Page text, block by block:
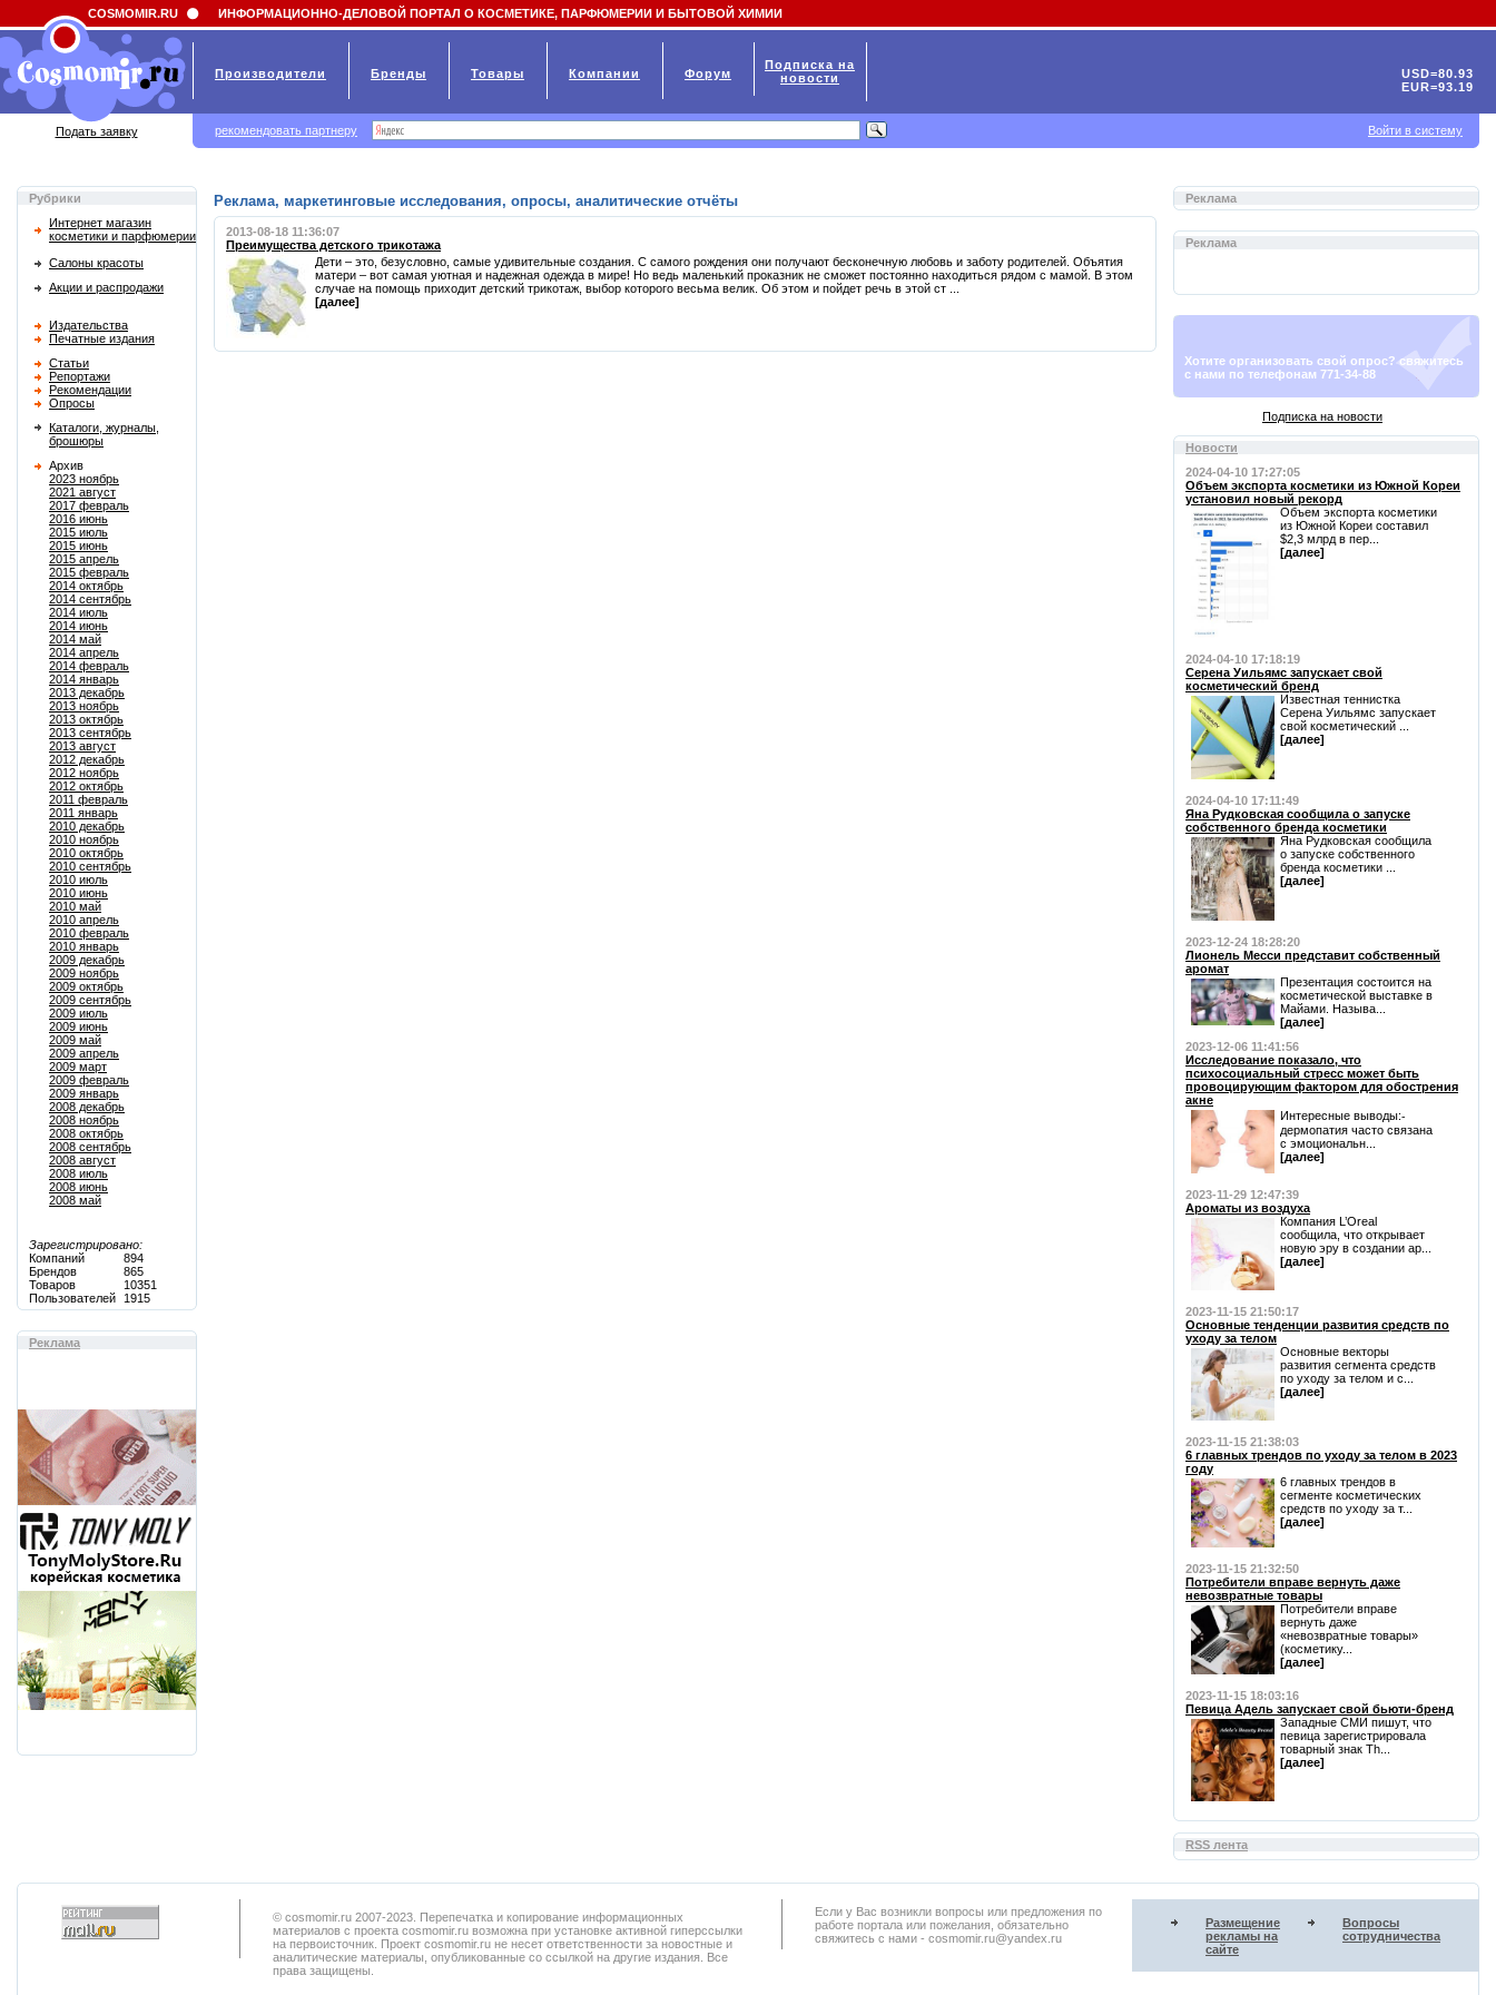
Field 'news_title' doesn't have a default value
Рубрики
Интернет магазин
косметики и парфюмерии
Салоны красоты
Акции и распродажи
Издательства
Печатные издания
Статьи
Репортажи
Рекомендации
Опросы
Каталоги, журналы,
брошюры
Архив
2023 ноябрь
2021 август
2017 февраль
2016 июнь
2015 июль
2015 июнь
2015 апрель
2015 февраль
2014 октябрь
2014 сентябрь
2014 июль
2014 июнь
2014 май
2014 апрель
2014 февраль
2014 январь
2013 декабрь
2013 ноябрь
2013 октябрь
2013 сентябрь
2013 август
2012 декабрь
2012 ноябрь
2012 октябрь
2011 февраль
2011 январь
2010 декабрь
2010 ноябрь
2010 октябрь
2010 сентябрь
2010 июль
2010 июнь
2010 май
2010 апрель
2010 февраль
2010 январь
2009 декабрь
2009 ноябрь
2009 октябрь
2009 сентябрь
2009 июль
2009 июнь
2009 май
2009 апрель
2009 март
2009 февраль
2009 январь
2008 декабрь
2008 ноябрь
2008 октябрь
2008 сентябрь
2008 август
2008 июль
2008 июнь
2008 май
Зарегистрировано:
Компаний
894
Брендов
865
Товаров
10351
Пользователей
1915
Реклама
Реклама, маркетинговые исследования, опросы, аналитические отчёты
2013-08-18 11:36:07
Преимущества детского трикотажа
Дети – это, безусловно, самые удивительные создания. С самого рождения они получают бесконечную любовь и заботу родителей. Объятия
матери – вот самая уютная и надежная одежда в мире! Но ведь маленький проказник не сможет постоянно находиться рядом с мамой. В этом
случае на помощь приходит детский трикотаж, выбор которого весьма велик. Об этом и пойдет речь в этой ст ...
[далее]
Реклама
Реклама
Хотите организовать свой опрос? свяжитесь
с нами по телефонам 771-34-88
Подписка на новости
Новости
2024-04-10 17:27:05
Объем экспорта косметики из Южной Кореи
установил новый рекорд
Объем экспорта косметики
из Южной Кореи составил
$2,3 млрд в пер...
[далее]
2024-04-10 17:18:19
Серена Уильямс запускает свой
косметический бренд
Известная теннистка
Серена Уильямс запускает
свой косметический ...
[далее]
2024-04-10 17:11:49
Яна Рудковская сообщила о запуске
собственного бренда косметики
Яна Рудковская сообщила
о запуске собственного
бренда косметики ...
[далее]
2023-12-24 18:28:20
Лионель Месси представит собственный
аромат
Презентация состоится на
косметической выставке в
Майами. Называ...
[далее]
2023-12-06 11:41:56
Исследование показало, что
психосоциальный стресс может быть
провоцирующим фактором для обострения
акне
Интересные выводы:⁃
дермопатия часто связана
с эмоциональн...
[далее]
2023-11-29 12:47:39
Ароматы из воздуха
Компания L’Oreal
сообщила, что открывает
новую эру в создании ар...
[далее]
2023-11-15 21:50:17
Основные тенденции развития средств по
уходу за телом
Основные векторы
развития сегмента средств
по уходу за телом и с...
[далее]
2023-11-15 21:38:03
6 главных трендов по уходу за телом в 2023
году
6 главных трендов в
сегменте косметических
средств по уходу за т...
[далее]
2023-11-15 21:32:50
Потребители вправе вернуть даже
невозвратные товары
Потребители вправе
вернуть даже
«невозвратные товары»
(косметику...
[далее]
2023-11-15 18:03:16
Певица Адель запускает свой бьюти-бренд
Западные СМИ пишут, что
певица зарегистрировала
товарный знак Th...
[далее]
RSS лента
© cosmomir.ru 2007-2023. Перепечатка и копирование информационных
материалов с проекта cosmomir.ru возможна при установке активной гиперссылки
на первоисточник. Проект cosmomir.ru не несет ответственности за новостные и
аналитические материалы, опубликованные со ссылкой на другие издания. Все
права защищены.
Если у Вас возникли вопросы или предложения по
работe портала или пожелания, обязательно
свяжитесь с нами - cosmomir.ru@yandex.ru
Размещение
рекламы на
сайте
Вопросы
сотрудничества
COSMOMIR.RU ИНФОРМАЦИОННО-ДЕЛОВОЙ ПОРТАЛ О КОСМЕТИКЕ, ПАРФЮМЕРИИ И БЫТОВОЙ ХИМИИ
Производители Бренды Товары Компании Форум
Подписка на
новости
USD=80.93
EUR=93.19
Подать заявку рекомендовать партнеру Войти в систему